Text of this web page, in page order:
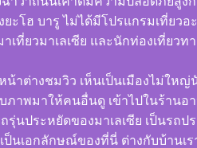
ะโฮ บารู ไม่ได้มีโปรแกรมเที่ย
ที่ยวมาเลเซีย และนักท่องเที่ยวท
าต่างชมวิว เห็นเป็นเมืองไม่ให
าพมาให้คนอื่นดู เข้าไปในร้านอ
นประหยัดของมาเลเซีย เป็นรถ
เอกลักษณ์ของที่นี่ ต่างกับบ้านเ